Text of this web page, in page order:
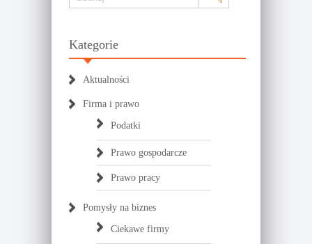
Kategorie
Aktualności
Firma i prawo
Podatki
Prawo gospodarcze
Prawo pracy
Pomysły na biznes
Ciekawe firmy